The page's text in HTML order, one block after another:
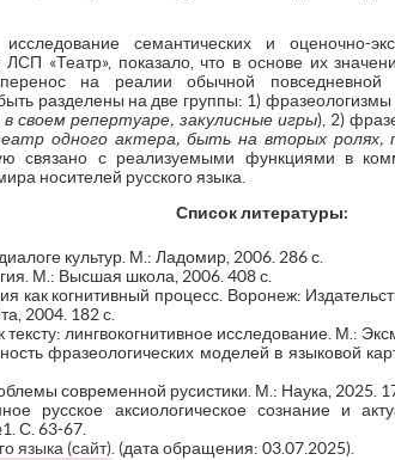
семантических и оценочно-
«Театр», показало, что в основе их
на реалии обычной
разделены на две группы: 1)
репертуаре, закулисные игры), 2)
одного актера, быть на вторых ролях,
связано с реализуемыми функциями в
носителей русского языка.
Список литературы:
культур. М.: Ладомир, 2006. 286 с.
М.: Высшая школа, 2006. 408 с.
как когнитивный процесс. Воронеж:
2004. 182 с.
лингвокогнитивное исследование. М.:
фразеологических моделей в языковой
современной русистики. М.: Наука, 2025.
русское аксиологическое сознание и
С. 63-67.
языка (сайт). (дата обращения: 03.07.2025).